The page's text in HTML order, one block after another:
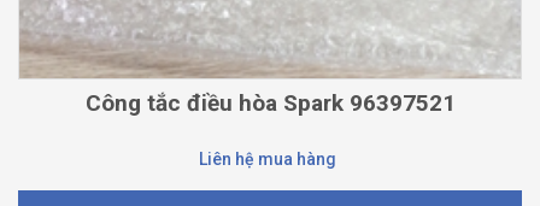
Công tắc điều hòa Spark 96397521
Liên hệ mua hàng